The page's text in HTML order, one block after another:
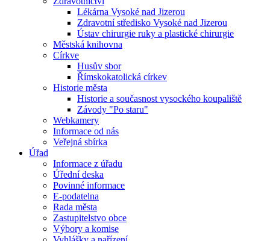
Lékárna Vysoké nad Jizerou
Zdravotní středisko Vysoké nad Jizerou
Ústav chirurgie ruky a plastické chirurgie
Městská knihovna
Církve
Husův sbor
Římskokatolická církev
Historie města
Historie a současnost vysockého koupaliště
Závody "Po staru"
Webkamery
Informace od nás
Veřejná sbírka
Úřad
Informace z úřadu
Úřední deska
Povinné informace
E-podatelna
Rada města
Zastupitelstvo obce
Výbory a komise